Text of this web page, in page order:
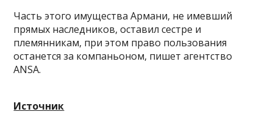
Часть этого имущества Армани, не имевший
прямых наследников, оставил сестре и
племянникам, при этом право пользования
останется за компаньоном, пишет агентство
ANSA.
Источник